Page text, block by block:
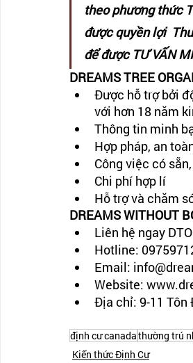
theo phương thức
được quyền lợi
để được TƯ VẤN
DREAMS TREE
Được hỗ trợ bởi
với hơn 18 năm
Thông tin minh
Hợp pháp, an
Công việc có
Chi phí hợp lí
Hỗ trợ và chăm
DREAMS WITHOUT
Liên hệ ngay
Hotline:
Email:
Website:
Địa chỉ: 9-11 Tôn
định cư canadathường trú
Kiến thức Định Cư